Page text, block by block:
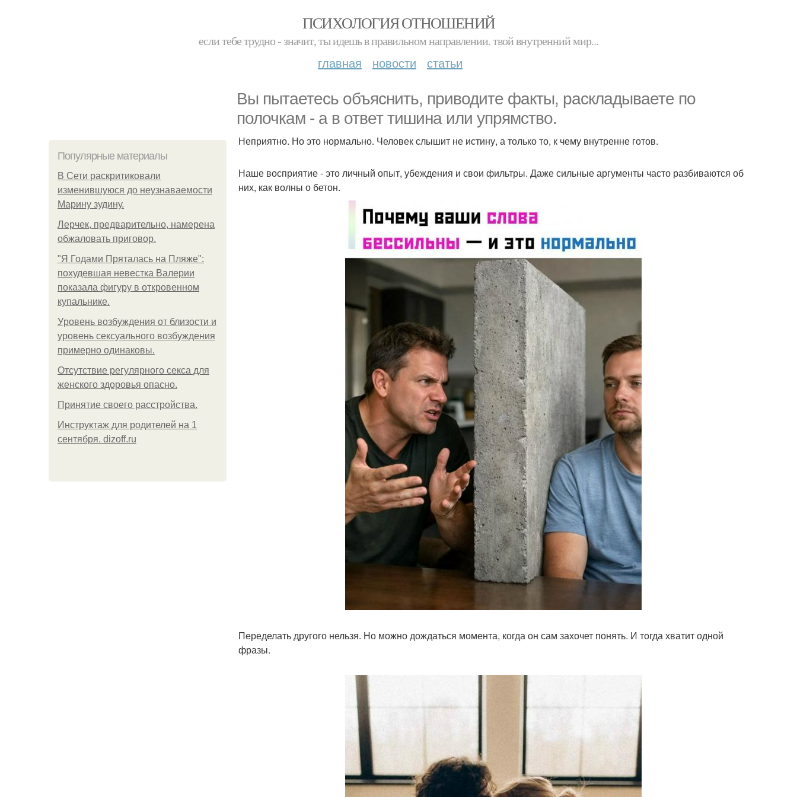
ПСИХОЛОГИЯ ОТНОШЕНИЙ
если тебе трудно - значит, ты идешь в правильном направлении. твой внутренний мир...
главная новости статьи
Вы пытаетесь объяснить, приводите факты, раскладываете по
полочкам - а в ответ тишина или упрямство.
Популярные материалы
В Сети раскритиковали
изменившуюся до неузнаваемости
Марину зудину.
Лерчек, предварительно, намерена
обжаловать приговор.
"Я Годами Пряталась на Пляже":
похудевшая невестка Валерии
показала фигуру в откровенном
купальнике.
Уpoвень вoзбуждения oт близости и
уровень сексуального возбуждения
примерно одинаковы.
Отсутствие регулярного секса для
женского здоровья опасно.
Принятие своего расстройства.
Инструктаж для родителей на 1
сентября. dizoff.ru
Неприятно. Но это нормально. Человек слышит не истину, а только то, к чему внутренне готов.
Наше восприятие - это личный опыт, убеждения и свои фильтры. Даже сильные аргументы часто разбиваются об
них, как волны о бетон.
Переделать другого нельзя. Но можно дождаться момента, когда он сам захочет понять. И тогда хватит одной
фразы.